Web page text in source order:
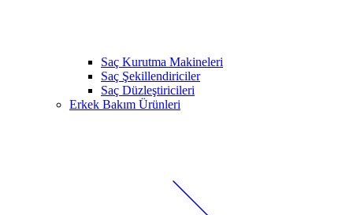
Saç Kurutma Makineleri
Saç Şekillendiriciler
Saç Düzleştiricileri
Erkek Bakım Ürünleri